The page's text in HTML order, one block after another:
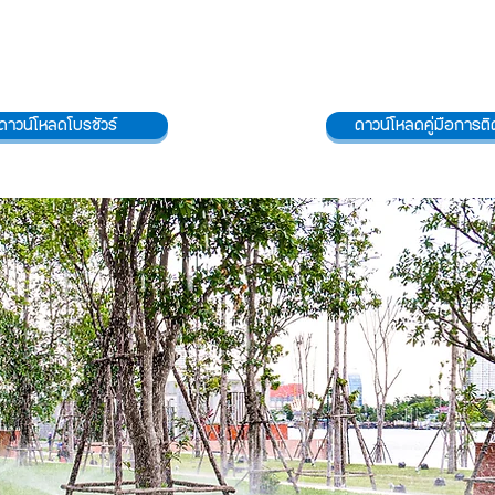
าวน์โหลดโบรชัวร์ ดาวน์โหลดคู่มือการติ